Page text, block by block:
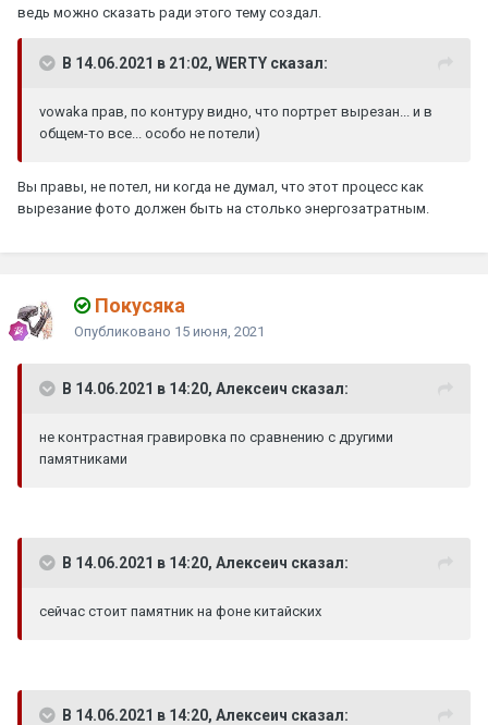
ведь можно сказать ради этого тему создал.
В 14.06.2021 в 21:02, WERTY сказал:
vowaka прав, по контуру видно, что портрет вырезан... и в
общем-то все... особо не потели)
Вы правы, не потел, ни когда не думал, что этот процесс как
вырезание фото должен быть на столько энергозатратным.
Покусяка
Опубликовано 15 июня, 2021
В 14.06.2021 в 14:20, Алексеич сказал:
не контрастная гравировка по сравнению с другими
памятниками
В 14.06.2021 в 14:20, Алексеич сказал:
сейчас стоит памятник на фоне китайских
В 14.06.2021 в 14:20, Алексеич сказал: